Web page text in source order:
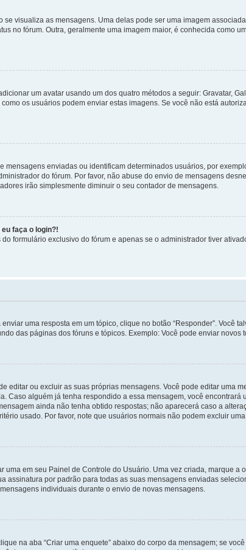
visualiza as mensagens. Uma delas pode ser uma imagem
no fórum. Outra, geralmente uma imagem maior, é conhecida como
um avatar usando um dos quatro métodos a seguir: Gravatar,
os usuários podem enviar estas imagens. Se você não está
enviadas ou identificam determinados usuários, por
do fórum. Por favor, não abuse do envio de mensagens
irão simplesmente diminuir o seu contador de mensagens.
faça o login?!
formulário exclusivo do fórum e apenas se o administrador tiver
uma resposta em um tópico, clique no botão “Responder”. Você
das páginas dos fóruns e tópicos. Exemplo: Você pode enviar novos
editar ou excluir as suas próprias mensagens. Você pode editar uma
Caso alguém já tenha respondido a essa mensagem, você encontrará
ainda não tenha obtido respostas; não aparecerá caso a
usado. Por favor, note que usuários normais não podem excluir
em seu Painel de Controle do Usuário. Uma vez criada, marque a
assinatura por padrão para todas as suas mensagens enviadas
individuais durante o envio de novas mensagens.
na aba “Criar uma enquete” abaixo do corpo da mensagem; se